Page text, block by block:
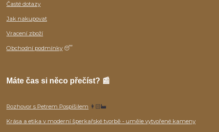
Časté dotazy
Jak nakupovat
Vracení zboží
Obchodní podmínky 😴
Máte čas si něco přečíst? 📰
Rozhovor s Petrem Pospíšilem 👨🏻‍🏭
Krása a etika v moderní šperkařské tvorbě - uměle vytvořené kameny